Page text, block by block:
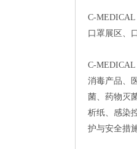
C-MEDICAL
口罩展区、
C-MEDICAL
消毒产品、
菌、药物灭
析纸、感染
护与安全措